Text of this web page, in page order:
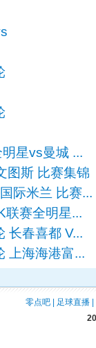
星vs曼城 ...
图斯 比赛集锦
际米兰 比赛...
联赛全明星...
长春喜都 V...
上海海港富...
零点吧 | 足球直播 |